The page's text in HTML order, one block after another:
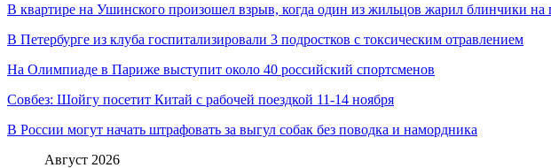
В квартире на Ушинского произошел взрыв, когда один из жильцов жарил блинчики на
В Петербурге из клуба госпитализировали 3 подростков с токсическим отравлением
На Олимпиаде в Париже выступит около 40 российский спортсменов
Совбез: Шойгу посетит Китай с рабочей поездкой 11-14 ноября
В России могут начать штрафовать за выгул собак без поводка и намордника
Август 2026